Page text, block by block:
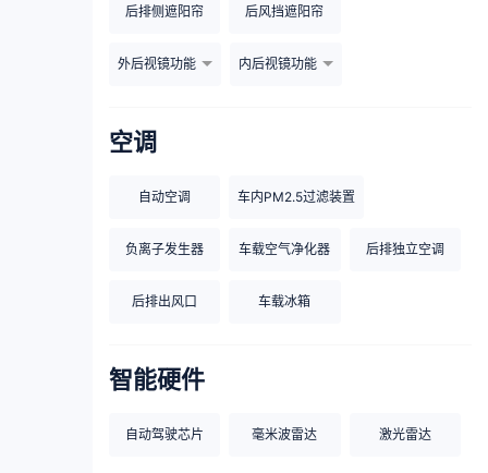
后排侧遮阳帘 后风挡遮阳帘
外后视镜功能 内后视镜功能
空调
自动空调 车内PM2.5过滤装置
负离子发生器 车载空气净化器 后排独立空调
后排出风口 车载冰箱
智能硬件
自动驾驶芯片 毫米波雷达 激光雷达